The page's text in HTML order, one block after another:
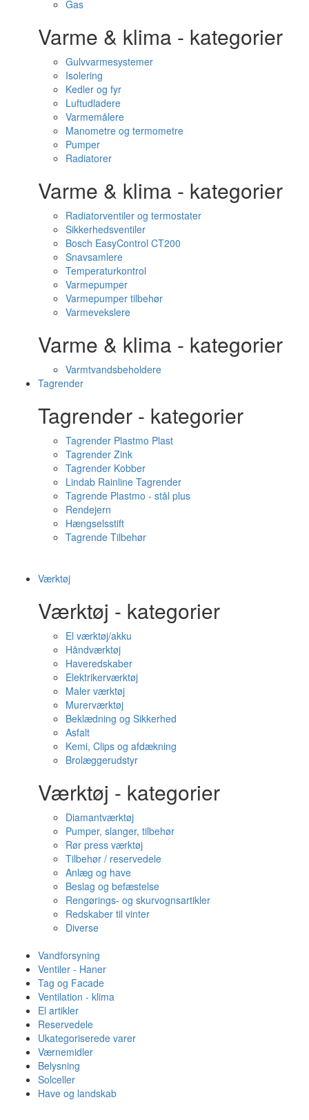
Gas
Varme & klima - kategorier
Gulvvarmesystemer
Isolering
Kedler og fyr
Luftudladere
Varmemålere
Manometre og termometre
Pumper
Radiatorer
Varme & klima - kategorier
Radiatorventiler og termostater
Sikkerhedsventiler
Bosch EasyControl CT200
Snavsamlere
Temperaturkontrol
Varmepumper
Varmepumper tilbehør
Varmevekslere
Varme & klima - kategorier
Varmtvandsbeholdere
Tagrender
Tagrender - kategorier
Tagrender Plastmo Plast
Tagrender Zink
Tagrender Kobber
Lindab Rainline Tagrender
Tagrende Plastmo - stål plus
Rendejern
Hængselsstift
Tagrende Tilbehør
Værktøj
Værktøj - kategorier
El værktøj/akku
Håndværktøj
Haveredskaber
Elektrikerværktøj
Maler værktøj
Murerværktøj
Beklædning og Sikkerhed
Asfalt
Kemi, Clips og afdækning
Brolæggerudstyr
Værktøj - kategorier
Diamantværktøj
Pumper, slanger, tilbehør
Rør press værktøj
Tilbehør / reservedele
Anlæg og have
Beslag og befæstelse
Rengørings- og skurvognsartikler
Redskaber til vinter
Diverse
Vandforsyning
Ventiler - Haner
Tag og Facade
Ventilation - klima
El artikler
Reservedele
Ukategoriserede varer
Værnemidler
Belysning
Solceller
Have og landskab